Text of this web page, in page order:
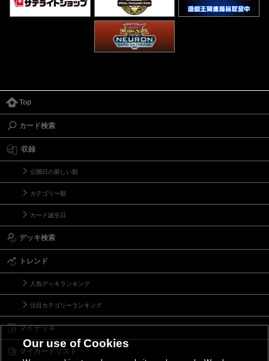
Top
カード検索
収録
公開日の新しい順
カテゴリー順
カード誕生日
デッキ検索
トレンド
人気デッキランキング
注目カテゴリーランキング
マイデッキ
マイカードリスト
Our use of Cookies